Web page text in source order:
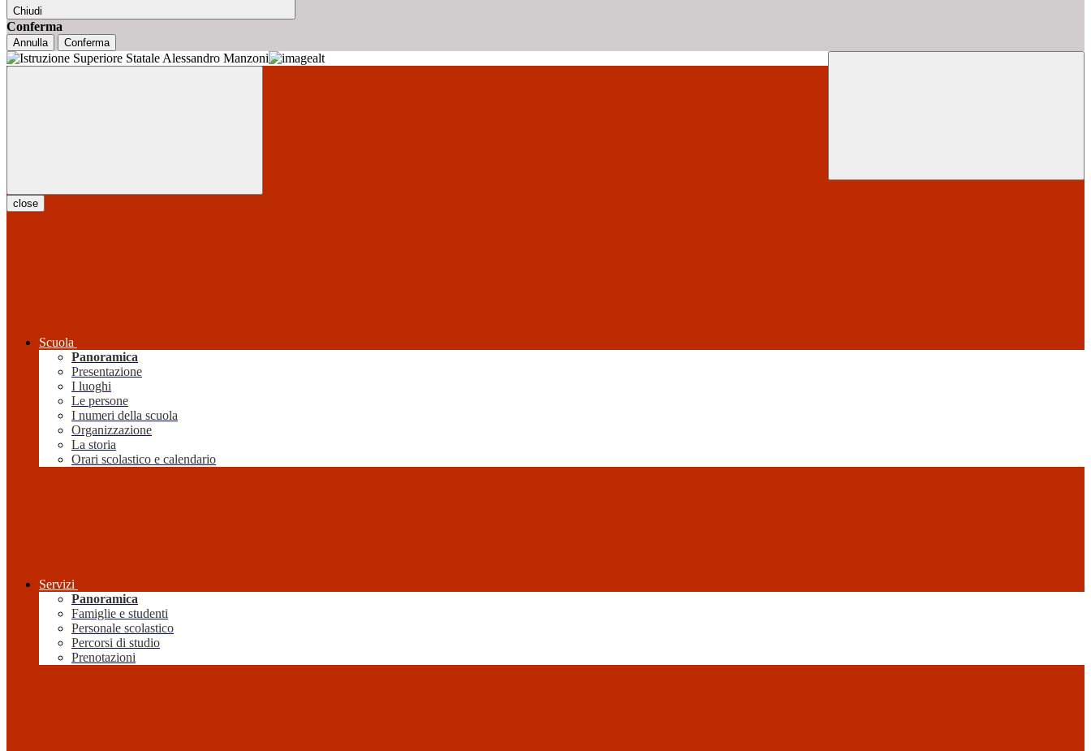
Chiudi
Conferma
Annulla Conferma
close
Scuola
Panoramica
Presentazione
I luoghi
Le persone
I numeri della scuola
Organizzazione
La storia
Orari scolastico e calendario
Servizi
Panoramica
Famiglie e studenti
Personale scolastico
Percorsi di studio
Prenotazioni